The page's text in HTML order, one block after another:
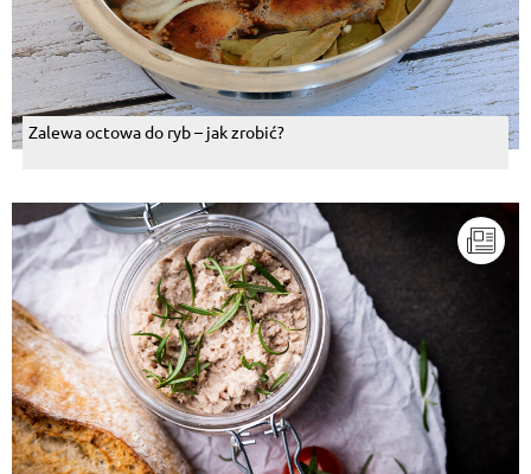
Zalewa octowa do ryb – jak zrobić?